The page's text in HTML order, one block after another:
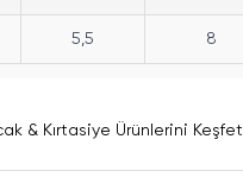
5,5 8
& Kırtasiye Ürünlerini Keşfet